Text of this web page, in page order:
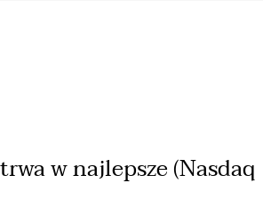
w najlepsze (Nasdaq